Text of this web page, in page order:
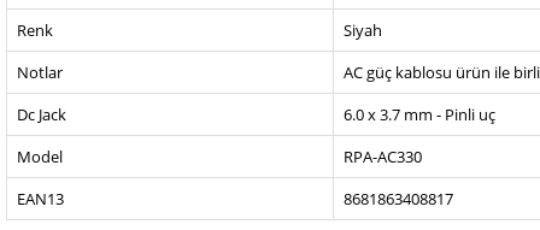
Renk
Siyah
Notlar
AC güç kablosu ürün ile
Dc Jack
6.0 x 3.7 mm - Pinli uç
Model
RPA-AC330
EAN13
8681863408817